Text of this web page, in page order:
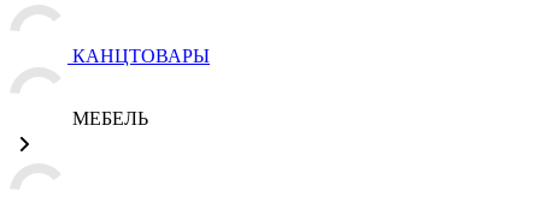
КАНЦТОВАРЫ
МЕБЕЛЬ